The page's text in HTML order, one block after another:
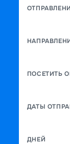
ПОСЕТИТЬ
ДАТЫ
ДНЕЙ